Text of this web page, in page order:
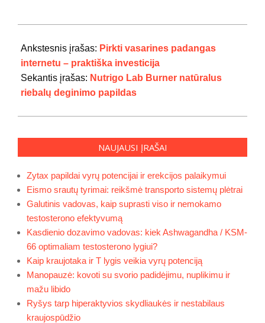
07-
29
Ankstesnis įrašas: Pirkti vasarines padangas
internetu – praktiška investicija
Sekantis įrašas: Nutrigo Lab Burner natūralus
riebalų deginimo papildas
NAUJAUSI ĮRAŠAI
Zytax papildai vyrų potencijai ir erekcijos palaikymui
Eismo srautų tyrimai: reikšmė transporto sistemų plėtrai
Galutinis vadovas, kaip suprasti viso ir nemokamo
testosterono efektyvumą
Kasdienio dozavimo vadovas: kiek Ashwagandha / KSM-
66 optimaliam testosterono lygiui?
Kaip kraujotaka ir T lygis veikia vyrų potenciją
Manopauzė: kovoti su svorio padidėjimu, nuplikimu ir
mažu libido
Ryšys tarp hiperaktyvios skydliaukės ir nestabilaus
kraujospūdžio